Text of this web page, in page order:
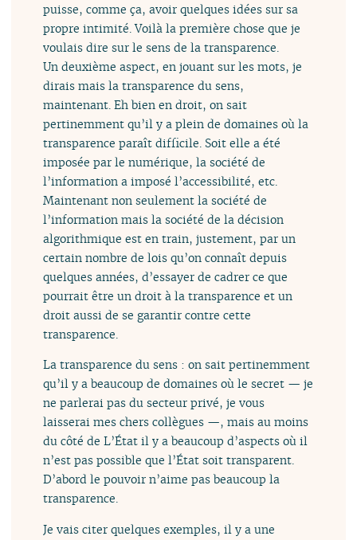
puisse, comme ça, avoir quelques idées sur sa
propre intimité. Voilà la première chose que je
voulais dire sur le sens de la transparence.
Un deuxième aspect, en jouant sur les mots, je
dirais mais la transparence du sens,
maintenant. Eh bien en droit, on sait
pertinemment qu’il y a plein de domaines où la
transparence paraît difficile. Soit elle a été
imposée par le numérique, la société de
l’information a imposé l’accessibilité, etc.
Maintenant non seulement la société de
l’information mais la société de la décision
algorithmique est en train, justement, par un
certain nombre de lois qu’on connaît depuis
quelques années, d’essayer de cadrer ce que
pourrait être un droit à la transparence et un
droit aussi de se garantir contre cette
transparence.
La transparence du sens : on sait pertinemment
qu’il y a beaucoup de domaines où le secret — je
ne parlerai pas du secteur privé, je vous
laisserai mes chers collègues —, mais au moins
du côté de L’État il y a beaucoup d’aspects où il
n’est pas possible que l’État soit transparent.
D’abord le pouvoir n’aime pas beaucoup la
transparence.
Je vais citer quelques exemples, il y a une